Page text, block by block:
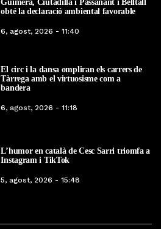
Guimerà, Ciutadilla i Passanant i Belltall
obté la declaració ambiental favorable
6, agost, 2026 - 11:40
El circ i la dansa ompliran els carrers de
Tàrrega amb el virtuosisme com a
bandera
6, agost, 2026 - 11:18
L’humor en català de Cesc Sarri triomfa a
Instagram i TikTok
5, agost, 2026 - 15:48